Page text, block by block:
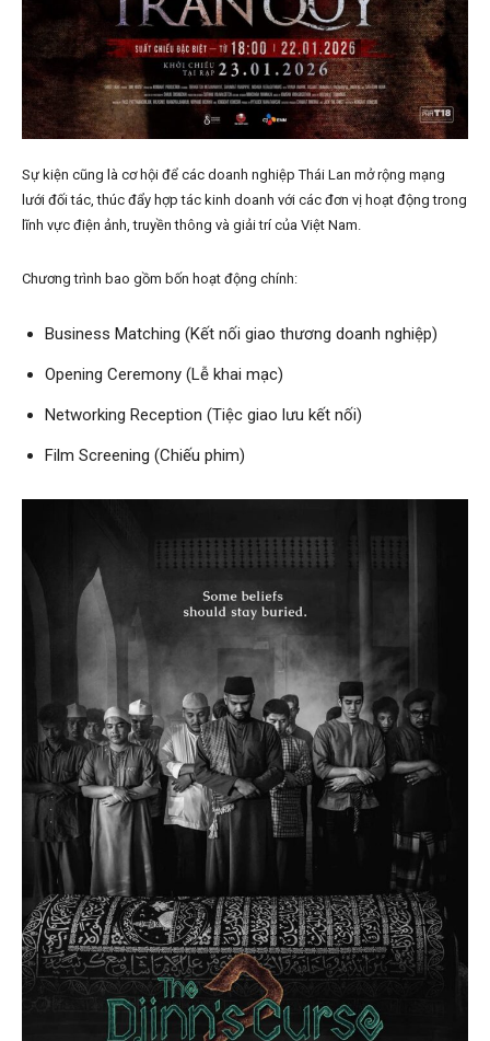
Sự kiện cũng là cơ hội để các doanh nghiệp Thái Lan mở rộng mạng
lưới đối tác, thúc đẩy hợp tác kinh doanh với các đơn vị hoạt động trong
lĩnh vực điện ảnh, truyền thông và giải trí của Việt Nam.
Chương trình bao gồm bốn hoạt động chính:
Business Matching (Kết nối giao thương doanh nghiệp)
Opening Ceremony (Lễ khai mạc)
Networking Reception (Tiệc giao lưu kết nối)
Film Screening (Chiếu phim)